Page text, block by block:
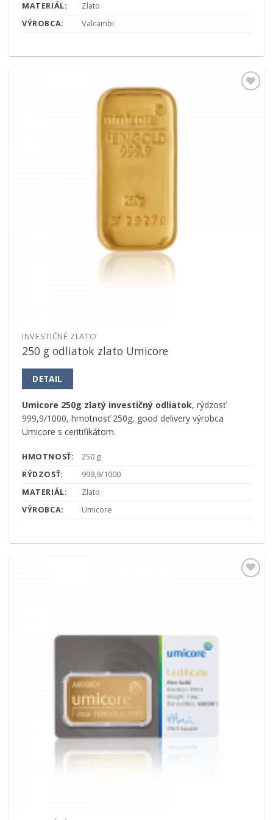
MATERIÁL:
Zlato
VÝROBCA:
Valcambi
INVESTIČNÉ ZLATO
250 g odliatok zlato Umicore
DETAIL
Umicore 250g zlatý investičný odliatok, rýdzosť
999,9/1000, hmotnosť 250g, good delivery výrobca
Umicore s ceritifikátom.
HMOTNOSŤ:
250 g
RÝDZOSŤ:
999,9/1000
MATERIÁL:
Zlato
VÝROBCA:
Umicore